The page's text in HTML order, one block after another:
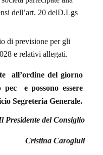
dell’art. 20 delD.Lgs
di previsione per gli
e relativi allegati.
all’ordine del giorno
e possono essere
Segreteria Generale.
Presidente del Consiglio
Cristina Carogiuli